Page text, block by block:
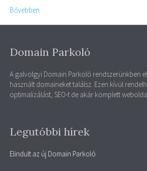
Bővebben
Domain Parkoló
A galvolgyi Domain Parkoló rendszerünkben
használt domaineket találsz. Ezen kívül
optimalizálást, SEO-t de akár komplett
Legutóbbi hírek
Elindult az új Domain Parkoló